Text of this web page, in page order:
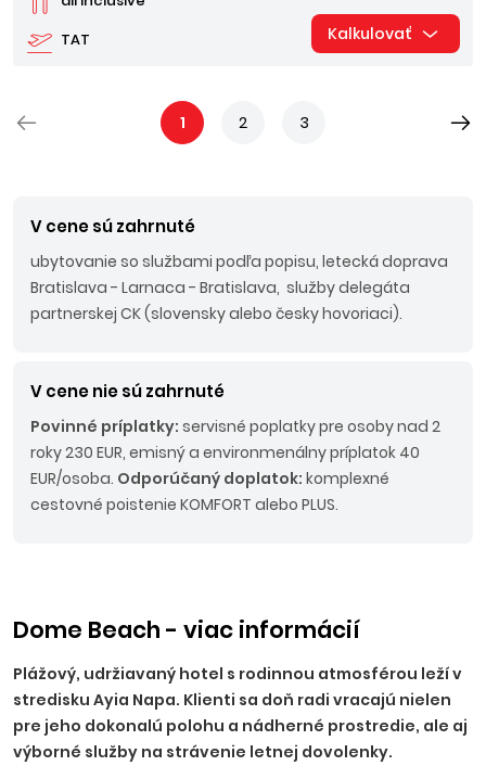
TAT Kalkulovať
1 2 3
V cene sú zahrnuté
ubytovanie so službami podľa popisu, letecká doprava
Bratislava - Larnaca - Bratislava, služby delegáta
partnerskej CK (slovensky alebo česky hovoriaci).
V cene nie sú zahrnuté
Povinné príplatky: servisné poplatky pre osoby nad 2
roky 230 EUR, emisný a environmenálny príplatok 40
EUR/osoba. Odporúčaný doplatok: komplexné
cestovné poistenie KOMFORT alebo PLUS.
Dome Beach - viac informácií
Plážový, udržiavaný hotel s rodinnou atmosférou leží v
stredisku Ayia Napa. Klienti sa doň radi vracajú nielen
pre jeho dokonalú polohu a nádherné prostredie, ale aj
výborné služby na strávenie letnej dovolenky.